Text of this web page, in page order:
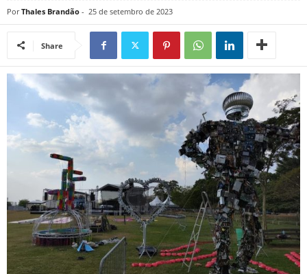
Por Thales Brandão - 25 de setembro de 2023
Share